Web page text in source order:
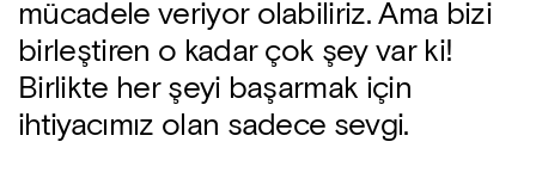
mücadele veriyor olabiliriz. Ama bizi
birleştiren o kadar çok şey var ki!
Birlikte her şeyi başarmak için
ihtiyacımız olan sadece sevgi.